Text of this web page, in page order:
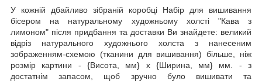
У кожній дбайливо зібраній коробці Набір для вишивання
бісером на натуральному художньому холсті "Кава з
лимоном" після придбання та доставки Ви знайдете: великий
відріз натурального художнього холста з нанесеним
зображенням-схемою (тканини для вишивання) більше, ніж
розмір картини - {Висота, мм} х {Ширина, мм} мм. - з
достатнім запасом, щоб зручно було вишивати та